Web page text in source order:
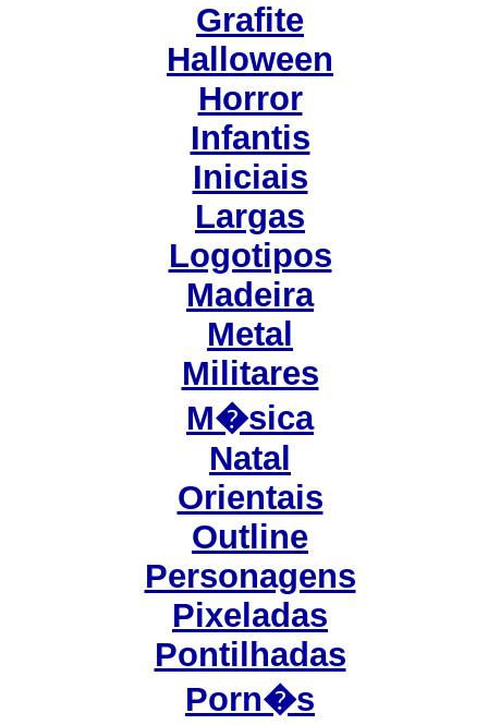
Grafite
Halloween
Horror
Infantis
Iniciais
Largas
Logotipos
Madeira
Metal
Militares
M�sica
Natal
Orientais
Outline
Personagens
Pixeladas
Pontilhadas
Porn�s